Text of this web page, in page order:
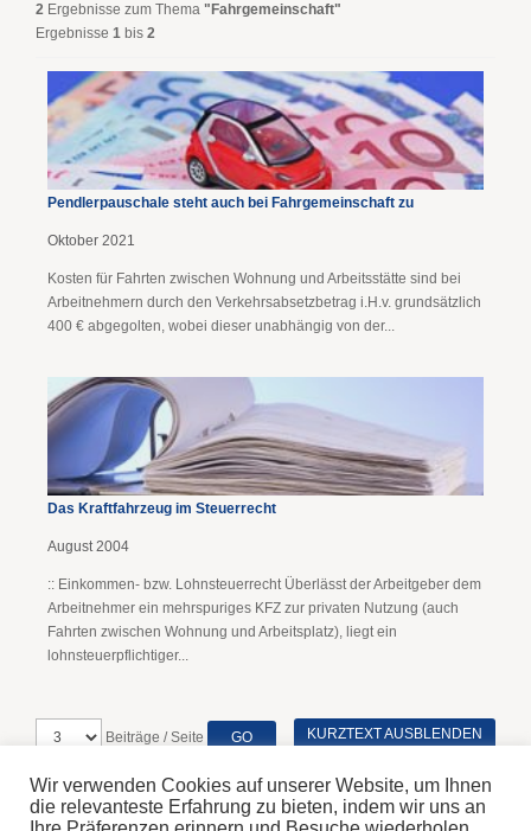
2 Ergebnisse zum Thema "Fahrgemeinschaft"
Ergebnisse 1 bis 2
Pendlerpauschale steht auch bei Fahrgemeinschaft zu
Oktober 2021
Kosten für Fahrten zwischen Wohnung und Arbeitsstätte sind bei
Arbeitnehmern durch den Verkehrsabsetzbetrag i.H.v. grundsätzlich
400 € abgegolten, wobei dieser unabhängig von der...
Das Kraftfahrzeug im Steuerrecht
August 2004
:: Einkommen- bzw. Lohnsteuerrecht Überlässt der Arbeitgeber dem
Arbeitnehmer ein mehrspuriges KFZ zur privaten Nutzung (auch
Fahrten zwischen Wohnung und Arbeitsplatz), liegt ein
lohnsteuerpflichtiger...
Beiträge / Seite KURZTEXT AUSBLENDEN
Wir verwenden Cookies auf unserer Website, um Ihnen
die relevanteste Erfahrung zu bieten, indem wir uns an